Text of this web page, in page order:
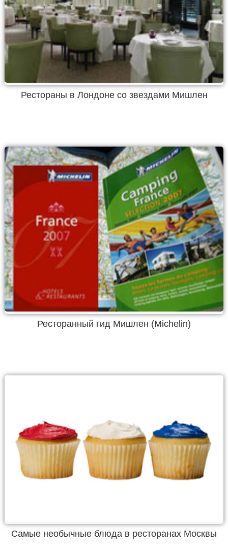
Рестораны в Лондоне со звездами Мишлен
Ресторанный гид Мишлен (Michelin)
Самые необычные блюда в ресторанах Москвы